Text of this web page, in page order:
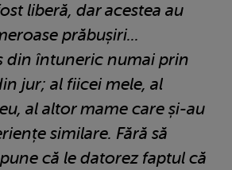
liberă, dar acestea au
prăbușiri...
din întuneric numai prin
jur; al fiicei mele, al
al altor mame care și-au
similare. Fără să
că le datorez faptul că